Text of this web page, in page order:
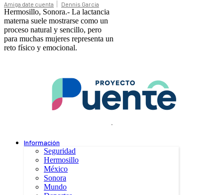
Amiga date cuenta Dennis Garcia
Hermosillo, Sonora.- La lactancia
materna suele mostrarse como un
proceso natural y sencillo, pero
para muchas mujeres representa un
reto físico y emocional.
.
Información
Seguridad
Hermosillo
México
Sonora
Mundo